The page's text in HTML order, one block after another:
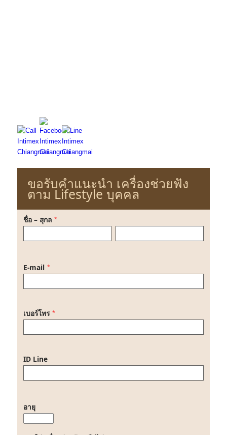
ขอรับคำแนะนำ เครื่องช่วยฟัง
ตาม Lifestyle บุคคล
ชื่อ – สุกล *
E-mail *
เบอร์โทร *
ID Line
อายุ